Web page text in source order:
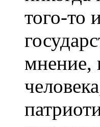
того-то
мнение,